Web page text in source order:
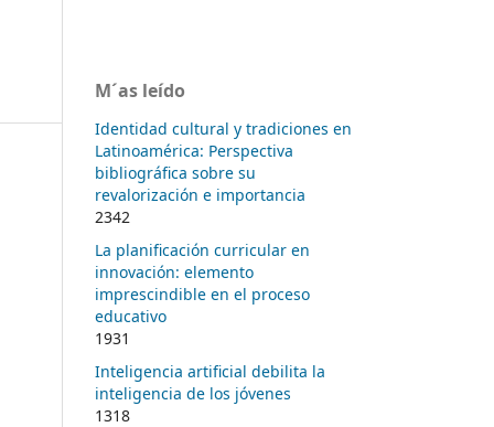
M´as leído
Identidad cultural y tradiciones en
Latinoamérica: Perspectiva
bibliográfica sobre su
revalorización e importancia
2342
La planificación curricular en
innovación: elemento
imprescindible en el proceso
educativo
1931
Inteligencia artificial debilita la
inteligencia de los jóvenes
1318